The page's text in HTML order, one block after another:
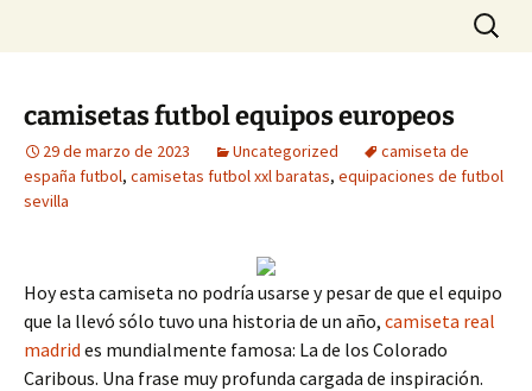
Buscar:
camisetas futbol equipos europeos
29 de marzo de 2023 Uncategorized
camiseta de
españa futbol, camisetas futbol xxl baratas, equipaciones de futbol
sevilla
Hoy esta camiseta no podría usarse y pesar de que el equipo
que la llevó sólo tuvo una historia de un año, camiseta real
madrid es mundialmente famosa: La de los Colorado
Caribous. Una frase muy profunda cargada de inspiración.